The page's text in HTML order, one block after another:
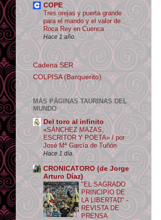
COPE
Tres orejas y puerta grande
para el mando y el valor de
Roca Rey en Cuenca
Hace 1 año.
Cadena SER
COLPISA (Barquerito)
MÁS PÁGINAS TAURINAS DEL
MUNDO
Del toro al infinito
«SÁNCHEZ MAZAS,
ESCRITOR Y POETA» / por
José Mª García de Tuñón
Hace 1 día.
CRONICATORO (de Jorge
Arturo Díaz)
"EL SAGRADO
PRINCIPIO DE
LA LIBERTAD" -
REVISTA DE
PRENSA